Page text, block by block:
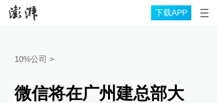
下载APP
10%公司 >
微信将在广州建总部大